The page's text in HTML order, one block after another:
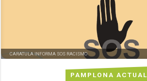
PAMPLONA ACTUAL
CARATULA INFORMA SOS RACISMO